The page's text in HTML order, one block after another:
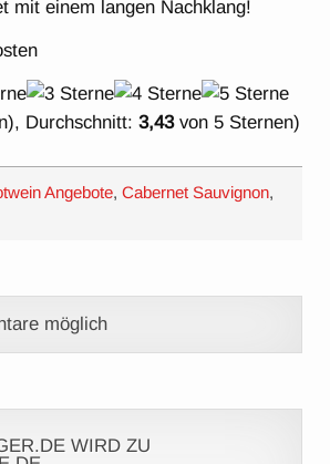
mit einem langen Nachklang!
Durchschnitt:3,43von 5 Sternen)
Angebote,Cabernet Sauvignon,
möglich
WIRD ZU